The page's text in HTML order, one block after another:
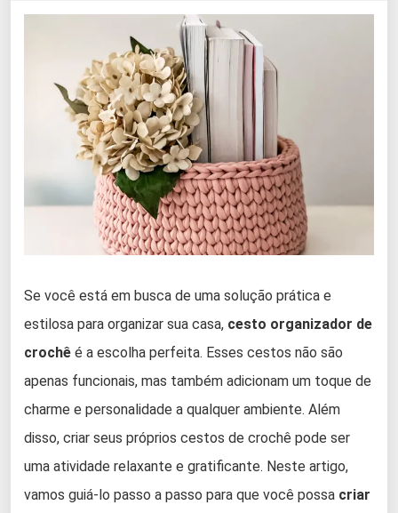
Se você está em busca de uma solução prática e
estilosa para organizar sua casa, cesto organizador de
crochê é a escolha perfeita. Esses cestos não são
apenas funcionais, mas também adicionam um toque de
charme e personalidade a qualquer ambiente. Além
disso, criar seus próprios cestos de crochê pode ser
uma atividade relaxante e gratificante. Neste artigo,
vamos guiá-lo passo a passo para que você possa criar